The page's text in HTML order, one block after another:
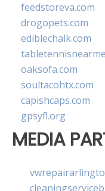
feedstoreva.com
drogopets.com
ediblechalk.com
oaksofa.com
soultacohtx.com
capishcaps.com
gpsyfl.org
MEDIA